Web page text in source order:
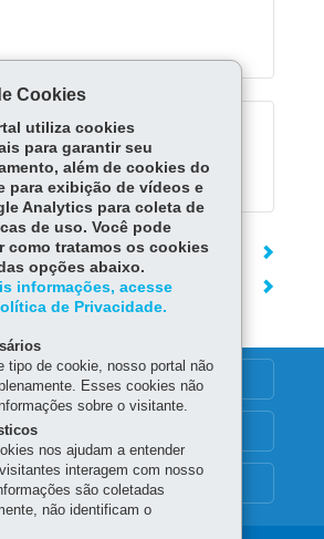
virtual a presos
Cookies
utiliza cookies
para garantir seu
além de cookies do
para exibição de vídeos e
Analytics para coleta de
de uso. Você pode
como tratamos os cookies
opções abaixo.
informações, acesse
de Privacidade.
tipo de cookie, nosso portal não
Esses cookies não
sobre o visitante.
nos ajudam a entender
interagem com nosso
são coletadas
não identificam o